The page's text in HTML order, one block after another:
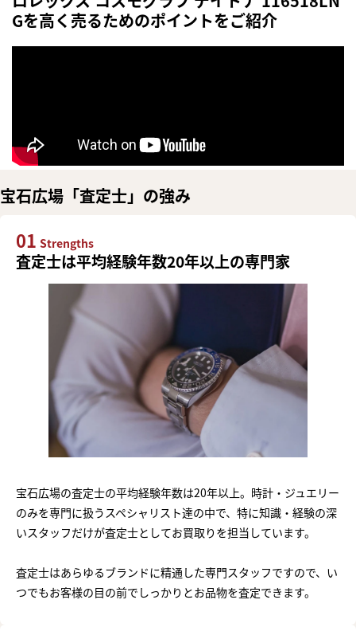
Gを高く売るためのポイントをご紹介
宝石広場「査定士」の強み
01 Strengths
査定士は平均経験年数20年以上の専門家
宝石広場の査定士の平均経験年数は20年以上。時計・ジュエリー
のみを専門に扱うスペシャリスト達の中で、特に知識・経験の深
いスタッフだけが査定士としてお買取りを担当しています。
査定士はあらゆるブランドに精通した専門スタッフですので、い
つでもお客様の目の前でしっかりとお品物を査定できます。